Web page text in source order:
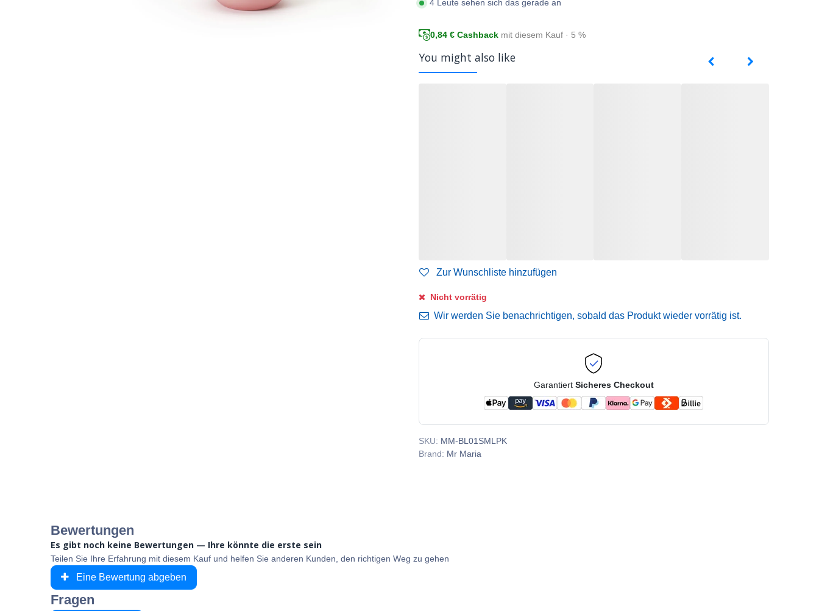
4 Leute sehen sich das gerade an
0,84 € Cashback mit diesem Kauf · 5 %
You might also like
Zur Wunschliste hinzufügen
Nicht vorrätig
Wir werden Sie benachrichtigen, sobald das Produkt wieder vorrätig ist.
Garantiert Sicheres Checkout
SKU: MM-BL01SMLPK
Brand: Mr Maria
Bewertungen
Es gibt noch keine Bewertungen — Ihre könnte die erste sein
Teilen Sie Ihre Erfahrung mit diesem Kauf und helfen Sie anderen Kunden, den richtigen Weg zu gehen
Eine Bewertung abgeben
Fragen